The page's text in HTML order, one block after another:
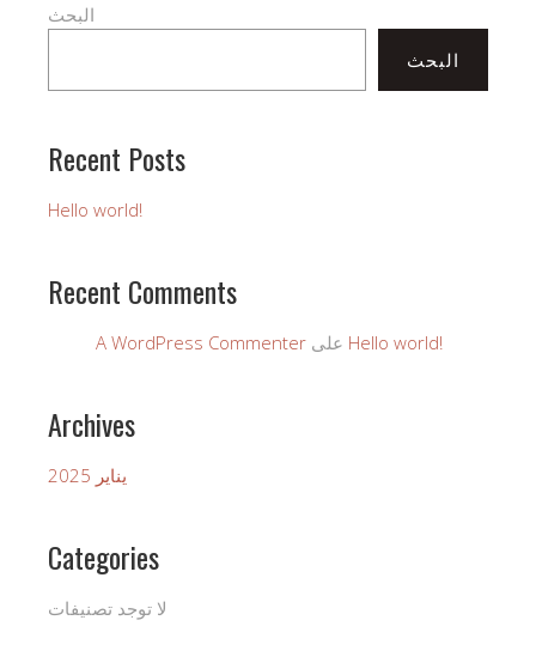
البحث
البحث
Recent Posts
Hello world!
Recent Comments
A WordPress Commenter Hello world!
Archives
يناير 2025
Categories
لا توجد تصنيفات